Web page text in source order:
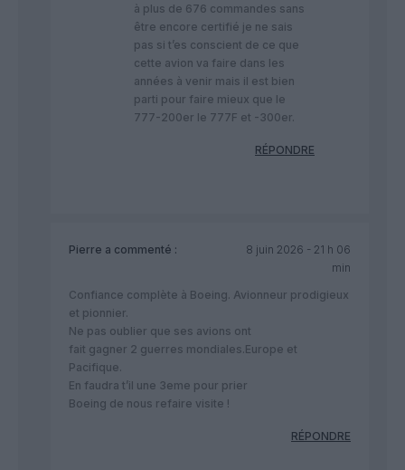
à plus de 676 commandes sans
être encore certifié je ne sais
pas si t’es conscient de ce que
cette avion va faire dans les
années à venir mais il est bien
parti pour faire mieux que le
777-200er le 777F et -300er.
RÉPONDRE
Pierre a commenté :
8 juin 2026 - 21 h 06
min
Confiance complète à Boeing. Avionneur prodigieux
et pionnier.
Ne pas oublier que ses avions ont
fait gagner 2 guerres mondiales.Europe et
Pacifique.
En faudra t’il une 3eme pour prier
Boeing de nous refaire visite !
RÉPONDRE